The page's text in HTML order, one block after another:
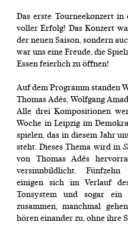
Das erste Tourneekonzert
voller Erfolg! Das Konzert
der neuen Saison, sondern
war uns eine Freude, die
Essen feierlich zu öffnen!
Auf dem Programm standen
Thomas Adès, Wolfgang
Alle drei Kompositionen
Woche in Leipzig im
spielen, das in diesem Jahr
steht. Dieses Thema wird in
von Thomas Adès
versinnbildlicht. Fünfzehn
einigen sich im Verlauf
Tonsystem und sogar
zusammen, manchmal
hören einander zu, ohne ihre